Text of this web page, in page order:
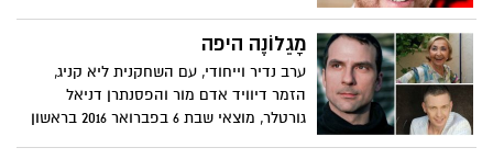
ומחבר המופע "מה בין עזה ובודהה?"
מָגֵלוֹנֶה היפה
ערב נדיר וייחודי, עם השחקנית ליא קניג,
הזמר דיוויד אדם מור והפסנתרן דניאל
גורטלר, מוצאי שבת 6 בפברואר 2016 בראשון